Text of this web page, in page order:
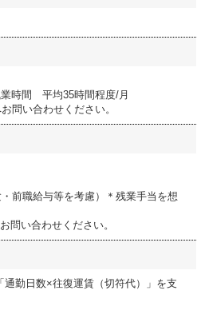
時間 平均35時間程度/月
問い合わせください。
前職給与等を考慮）＊残業手当を想
問い合わせください。
勤日数×往復運賃（切符代）」を支